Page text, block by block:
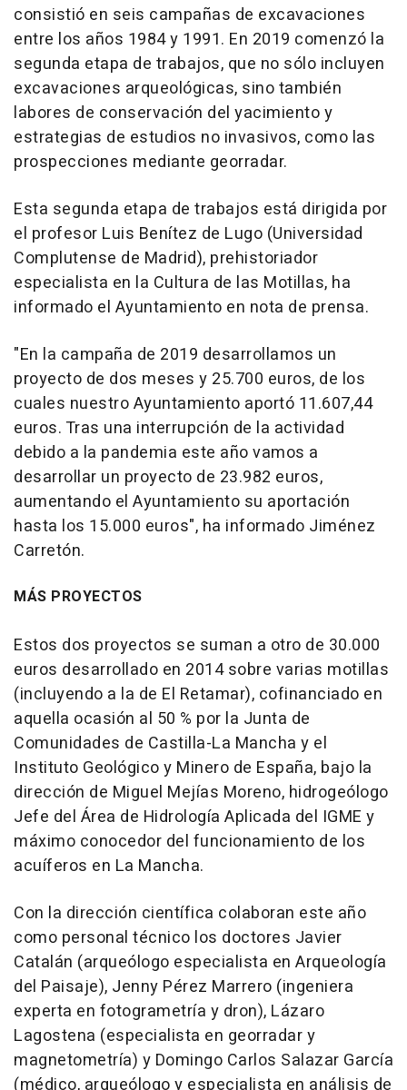
consistió en seis campañas de excavaciones
entre los años 1984 y 1991. En 2019 comenzó la
segunda etapa de trabajos, que no sólo incluyen
excavaciones arqueológicas, sino también
labores de conservación del yacimiento y
estrategias de estudios no invasivos, como las
prospecciones mediante georradar.
Esta segunda etapa de trabajos está dirigida por
el profesor Luis Benítez de Lugo (Universidad
Complutense de Madrid), prehistoriador
especialista en la Cultura de las Motillas, ha
informado el Ayuntamiento en nota de prensa.
"En la campaña de 2019 desarrollamos un
proyecto de dos meses y 25.700 euros, de los
cuales nuestro Ayuntamiento aportó 11.607,44
euros. Tras una interrupción de la actividad
debido a la pandemia este año vamos a
desarrollar un proyecto de 23.982 euros,
aumentando el Ayuntamiento su aportación
hasta los 15.000 euros", ha informado Jiménez
Carretón.
MÁS PROYECTOS
Estos dos proyectos se suman a otro de 30.000
euros desarrollado en 2014 sobre varias motillas
(incluyendo a la de El Retamar), cofinanciado en
aquella ocasión al 50 % por la Junta de
Comunidades de Castilla-La Mancha y el
Instituto Geológico y Minero de España, bajo la
dirección de Miguel Mejías Moreno, hidrogeólogo
Jefe del Área de Hidrología Aplicada del IGME y
máximo conocedor del funcionamiento de los
acuíferos en La Mancha.
Con la dirección científica colaboran este año
como personal técnico los doctores Javier
Catalán (arqueólogo especialista en Arqueología
del Paisaje), Jenny Pérez Marrero (ingeniera
experta en fotogrametría y dron), Lázaro
Lagostena (especialista en georradar y
magnetometría) y Domingo Carlos Salazar García